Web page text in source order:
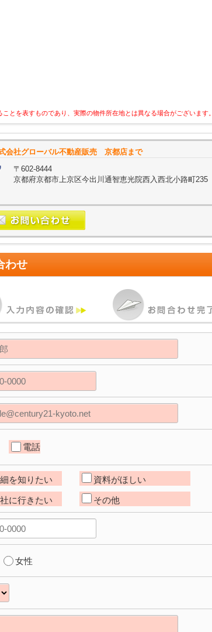
とを表すものであり、実際の物件所在地とは異なる場合がございます。
会社グローバル不動産販売 京都店まで
〒602-8444
京都府京都市上京区今出川通智恵光院西入西北小路町235
わせ
電話
を知りたい 資料がほしい
に行きたい その他
女性